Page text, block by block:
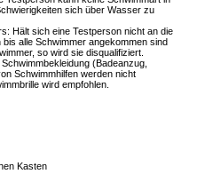
sich über Wasser zu
Hält sich eine Testperson nicht an die
alle Schwimmer angekommen sind
so wird sie disqualifiziert.
(Badeanzug,
Schwimmhilfen werden nicht
wird empfohlen.
Kasten